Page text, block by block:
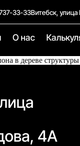
33-33Витебск,
О нас
в дереве
4А